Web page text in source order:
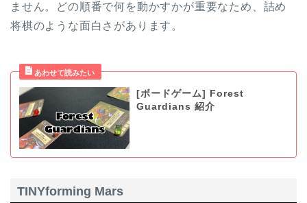
ません。どの順番で何を動かすかが重要なため、詰め
将棋のような面白さがあります。
[ボードゲーム] Forest
Guardians 紹介
TINYforming Mars